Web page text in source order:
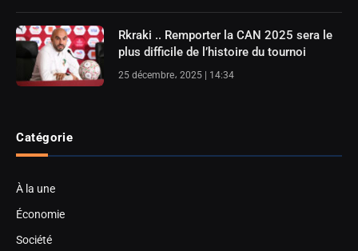
Rkraki .. Remporter la CAN 2025 sera le
plus difficile de l’histoire du tournoi
25 décembre، 2025 | 14:34
Catégorie
À la une
Économie
Société